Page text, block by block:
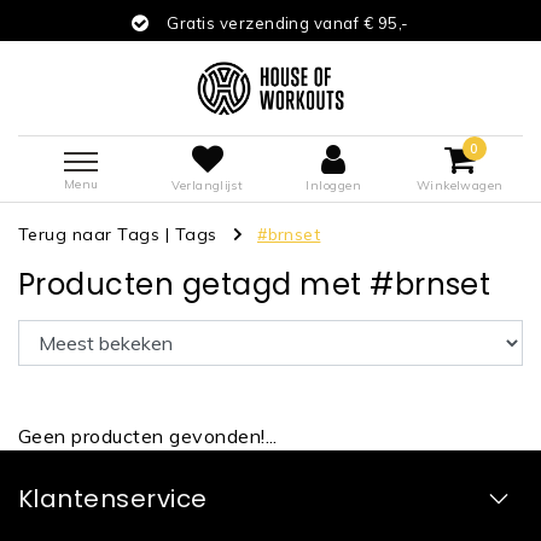
Gratis verzending vanaf € 95,-
Menu Verlanglijst Inloggen
0
Winkelwagen
Terug naar Tags | Tags #brnset
Producten getagd met #brnset
Geen producten gevonden!...
Klantenservice